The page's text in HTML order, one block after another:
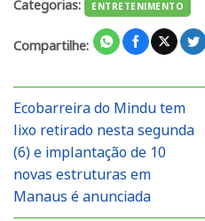
Categorias: ENTRETENIMENTO
Compartilhe:
Ecobarreira do Mindu tem
lixo retirado nesta segunda
(6) e implantação de 10
novas estruturas em
Manaus é anunciada